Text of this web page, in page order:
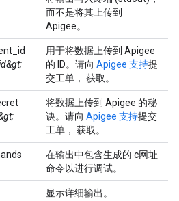
而不是将其上传到
Apigee。
用于将数据上传到 Apigee
的 ID。请向 Apigee 支持提
交工单， 获取。
将数据上传到 Apigee 的秘
诀。请向 Apigee 支持提交
工单， 获取。
在输出中包含生成的 c网址
命令以进行调试。
显示详细输出。